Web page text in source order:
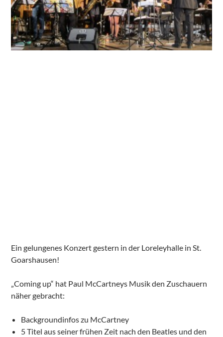
Ein gelungenes Konzert gestern in der Loreleyhalle in St.
Goarshausen!
„Coming up“ hat Paul McCartneys Musik den Zuschauern
näher gebracht:
Backgroundinfos zu McCartney
5 Titel aus seiner frühen Zeit nach den Beatles und den